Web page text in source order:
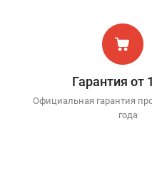
Гарантия от
Официальная гарантия
года